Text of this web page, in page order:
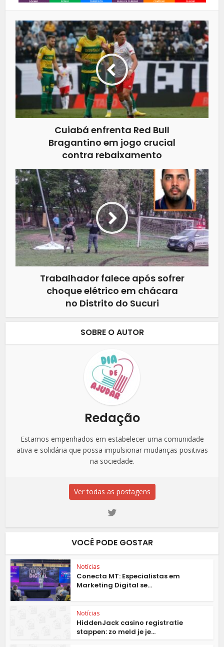
Cuiabá enfrenta Red Bull
Bragantino em jogo crucial
contra rebaixamento
Trabalhador falece após sofrer
choque elétrico em chácara
no Distrito do Sucuri
SOBRE O AUTOR
Redação
Estamos empenhados em estabelecer uma comunidade
ativa e solidária que possa impulsionar mudanças positivas
na sociedade.
Ver todas as postagens
VOCÊ PODE GOSTAR
Notícias
Conecta MT: Especialistas em
Marketing Digital se...
Notícias
HiddenJack casino registratie
stappen: zo meld je je...